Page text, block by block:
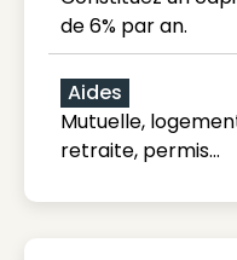
de 6% par an.
Aides
Mutuelle,
retraite, permis…